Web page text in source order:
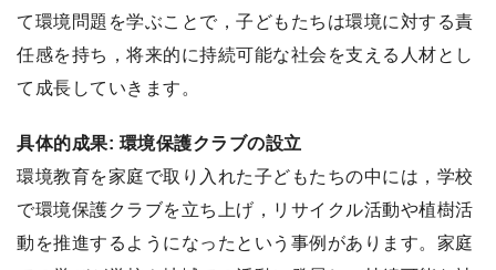
て環境問題を学ぶことで，子どもたちは環境に対する責
任感を持ち，将来的に持続可能な社会を支える人材とし
て成長していきます。
具体的成果: 環境保護クラブの設立
環境教育を家庭で取り入れた子どもたちの中には，学校
で環境保護クラブを立ち上げ，リサイクル活動や植樹活
動を推進するようになったという事例があります。家庭